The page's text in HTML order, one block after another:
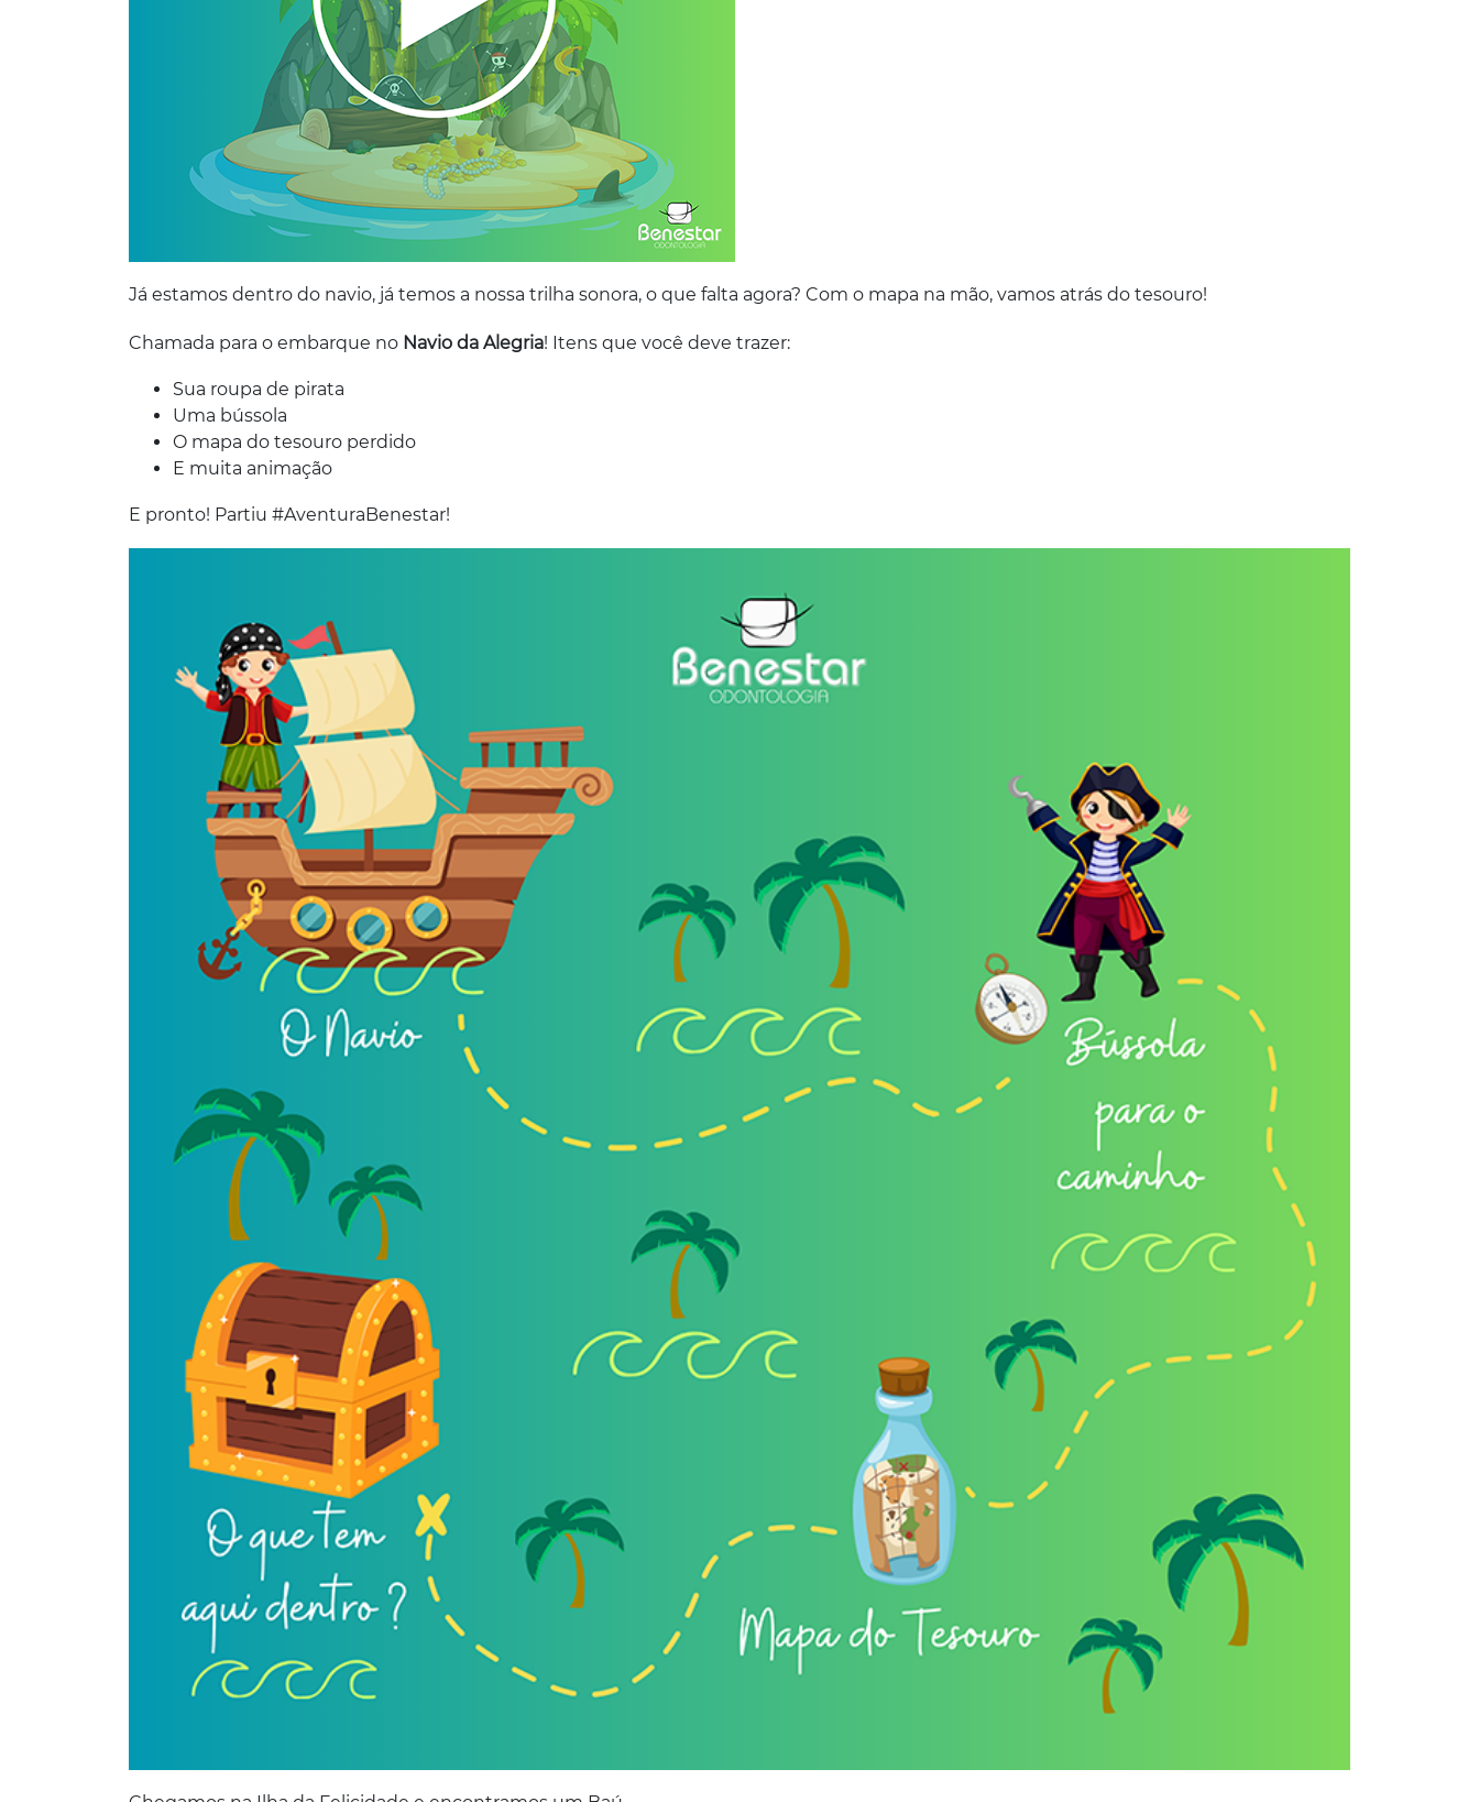
Já estamos dentro do navio, já temos a nossa trilha sonora, o que falta agora? Com o mapa na mão, vamos atrás do tesouro!
Chamada para o embarque no Navio da Alegria! Itens que você deve trazer:
Sua roupa de pirata
Uma bússola
O mapa do tesouro perdido
E muita animação
E pronto! Partiu #AventuraBenestar!